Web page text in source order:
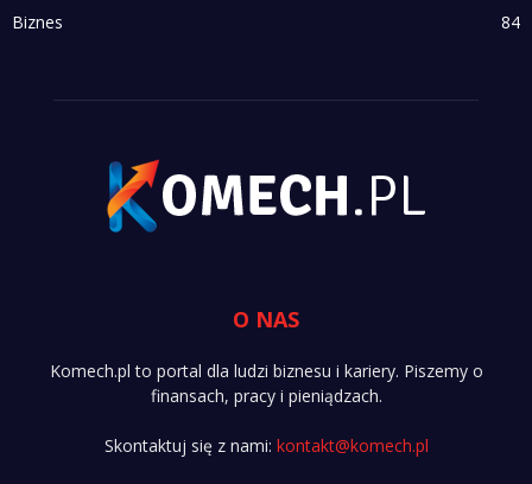
Biznes
84
O NAS
Komech.pl to portal dla ludzi biznesu i kariery. Piszemy o
finansach, pracy i pieniądzach.
Skontaktuj się z nami: kontakt@komech.pl